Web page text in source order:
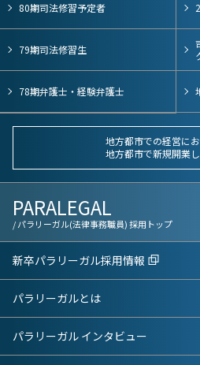
80期司法修習予定者
79期司法修習生
78期弁護士・経験弁護士
地方都市での経営に
地方都市で新規開業
PARALEGAL
/ パラリーガル(法律事務職員) 採用トップ
新卒パラリーガル採用情報
パラリーガルとは
パラリーガル インタビュー